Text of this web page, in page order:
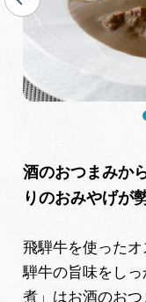
酒のおつまみか
りのおみやげが
飛騨牛を使った
騨牛の旨味をし
煮」はお酒のお